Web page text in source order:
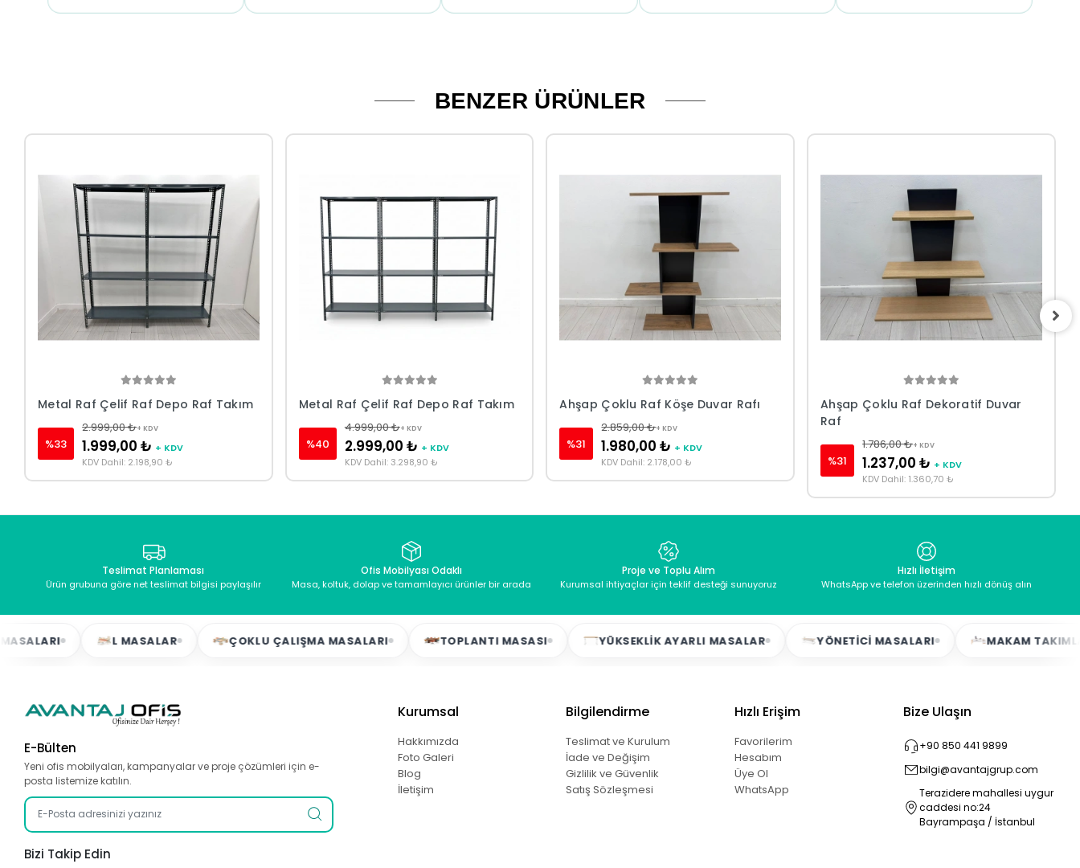
BENZER ÜRÜNLER
Metal Raf Çelif Raf Depo Raf Takım
%33
2.999,00 ₺+ KDV
1.999,00 ₺ + KDV
KDV Dahil: 2.198,90 ₺
Metal Raf Çelif Raf Depo Raf Takım
%40
4.999,00 ₺+ KDV
2.999,00 ₺ + KDV
KDV Dahil: 3.298,90 ₺
Ahşap Çoklu Raf Köşe Duvar Rafı
%31
2.859,00 ₺+ KDV
1.980,00 ₺ + KDV
KDV Dahil: 2.178,00 ₺
Ahşap Çoklu Raf Dekoratif Duvar
Raf
%31
1.786,00 ₺+ KDV
1.237,00 ₺ + KDV
KDV Dahil: 1.360,70 ₺
Teslimat Planlaması
Ürün grubuna göre net teslimat bilgisi paylaşılır
Ofis Mobilyası Odaklı
Masa, koltuk, dolap ve tamamlayıcı ürünler bir arada
Proje ve Toplu Alım
Kurumsal ihtiyaçlar için teklif desteği sunuyoruz
Hızlı İletişim
WhatsApp ve telefon üzerinden hızlı dönüş alın
L MASALAR ÇOKLU ÇALIŞMA MASALARI TOPLANTI MASASI YÜKSEKLIK AYARLI MASALAR YÖNETICI MASALARI MAKAM TAKIMLARI
E-Bülten
Yeni ofis mobilyaları, kampanyalar ve proje çözümleri için e-
posta listemize katılın.
Bizi Takip Edin
Kurumsal
Hakkımızda
Foto Galeri
Blog
İletişim
Bilgilendirme
Teslimat ve Kurulum
İade ve Değişim
Gizlilik ve Güvenlik
Satış Sözleşmesi
Hızlı Erişim
Favorilerim
Hesabım
Üye Ol
WhatsApp
Bize Ulaşın
+90 850 441 9899
bilgi@avantajgrup.com
Terazidere mahallesi uygur
caddesi no:24
Bayrampaşa / İstanbul